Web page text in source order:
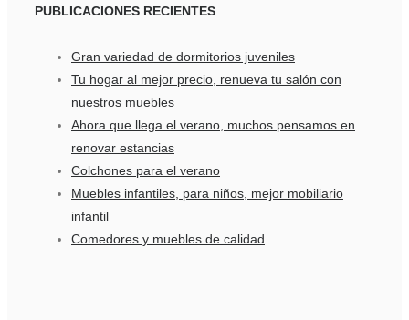
PUBLICACIONES RECIENTES
Gran variedad de dormitorios juveniles
Tu hogar al mejor precio, renueva tu salón con
nuestros muebles
Ahora que llega el verano, muchos pensamos en
renovar estancias
Colchones para el verano
Muebles infantiles, para niños, mejor mobiliario
infantil
Comedores y muebles de calidad